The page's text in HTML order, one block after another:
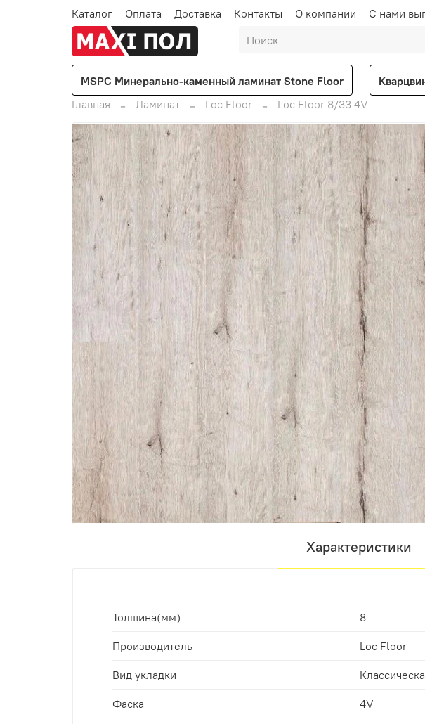
Каталог Оплата Доставка Контакты О компании С нами
MSPC Минерально-каменный ламинат Stone Floor
Главная
Ламинат Loc Floor Loc Floor 8/33 4V
Характеристики
Толщина(мм) 8
Производитель Loc Floor
Вид укладки
Фаска 4V